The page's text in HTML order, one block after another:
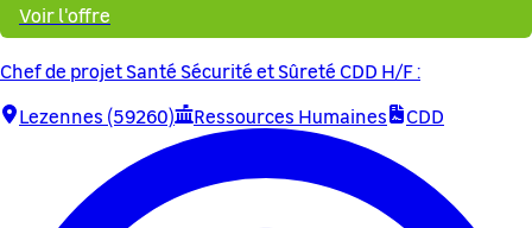
Voir l'offre
Chef de projet Santé Sécurité et Sûreté CDD H/F :
Lezennes (59260)
Ressources Humaines CDD